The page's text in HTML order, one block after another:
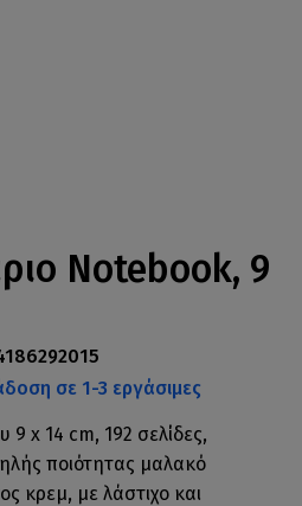
Notebook, 9
σε 1-3 εργάσιμες
9 x 14 cm, 192 σελίδες,
ποιότητας μαλακό
κρεμ, με λάστιχο και